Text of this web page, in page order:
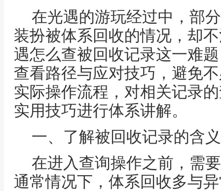
在光遇的游玩经过中，部
装扮被体系回收的情况，却
遇怎么查被回收记录这一难
查看路径与应对技巧，避免
实际操作流程，对相关记录
实用技巧进行体系讲解。
一、了解被回收记录的含义
在进入查询操作之前，需
通常情况下，体系回收多与